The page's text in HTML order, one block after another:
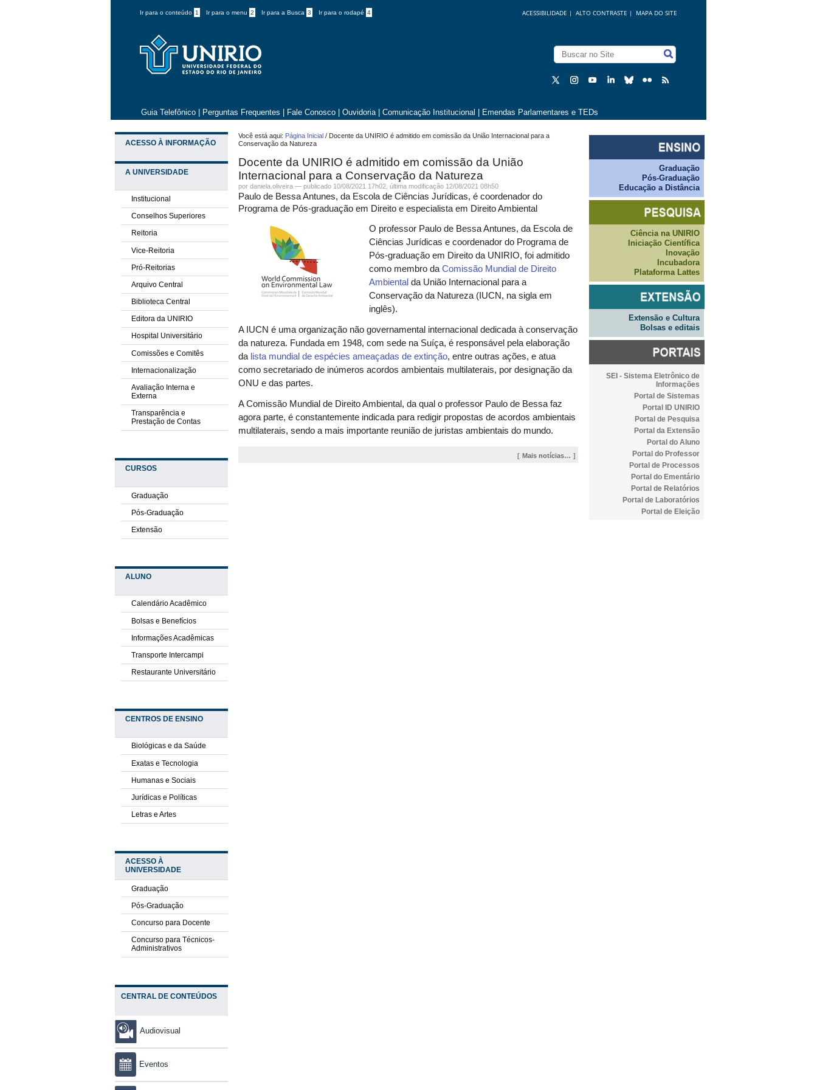
Ir para o conteúdo 1 Ir para o menu 2 Ir para a Busca 3 Ir para o rodapé 4 MAPA DO SITE
ALTO CONTRASTE |
ACESSIBILIDADE |
Guia Telefônico Perguntas Frequentes Fale Conosco Ouvidoria Comunicação Institucional Emendas Parlamentares e TEDs
ACESSO À INFORMAÇÃO
A UNIVERSIDADE
Institucional
Conselhos Superiores
Reitoria
Vice-Reitoria
Pró-Reitorias
Arquivo Central
Biblioteca Central
Editora da UNIRIO
Hospital Universitário
Comissões e Comitês
Internacionalização
Avaliação Interna e
Externa
Transparência e
Prestação de Contas
CURSOS
Graduação
Pós-Graduação
Extensão
ALUNO
Calendário Acadêmico
Bolsas e Benefícios
Informações Acadêmicas
Transporte Intercampi
Restaurante Universitário
CENTROS DE ENSINO
Biológicas e da Saúde
Exatas e Tecnologia
Humanas e Sociais
Jurídicas e Políticas
Letras e Artes
ACESSO À
UNIVERSIDADE
Graduação
Pós-Graduação
Concurso para Docente
Concurso para Técnicos-
Administrativos
CENTRAL DE CONTEÚDOS
Audiovisual
Eventos
Você está aqui: Página Inicial / Docente da UNIRIO é admitido em comissão da União Internacional para a
Conservação da Natureza
Docente da UNIRIO é admitido em comissão da União
Internacional para a Conservação da Natureza
por daniela.oliveira —publicado 10/08/2021 17h02,última modificação 12/08/2021 08h50
Paulo de Bessa Antunes, da Escola de Ciências Jurídicas, é coordenador do
Programa de Pós-graduação em Direito e especialista em Direito Ambiental
O professor Paulo de Bessa Antunes, da Escola de
Ciências Jurídicas e coordenador do Programa de
Pós-graduação em Direito da UNIRIO, foi admitido
como membro daComissão Mundial de Direito
Ambiental da União Internacional para a
Conservação da Natureza (IUCN, na sigla em
inglês).
A IUCN é uma organização não governamental internacional dedicada à conservação
da natureza. Fundada em 1948, com sede na Suíça, é responsável pela elaboração
da lista mundial de espécies ameaçadas de extinção, entre outras ações, e atua
como secretariado de inúmeros acordos ambientais multilaterais, por designação da
ONU e das partes.
A Comissão Mundial de Direito Ambiental, da qual o professor Paulo de Bessa faz
agora parte, é constantemente indicada para redigir propostas de acordos ambientais
multilaterais, sendo a mais importante reunião de juristas ambientais do mundo.
Mais notícias…
Graduação
Pós-Graduação
Educação a Distância
Ciência na UNIRIO
Iniciação Científica
Inovação
Incubadora
Plataforma Lattes
Extensão e Cultura
Bolsas e editais
SEI - Sistema Eletrônico de
Informações
Portal de Sistemas
Portal ID UNIRIO
Portal de Pesquisa
Portal da Extensão
Portal do Aluno
Portal do Professor
Portal de Processos
Portal do Ementário
Portal de Relatórios
Portal de Laboratórios
Portal de Eleição